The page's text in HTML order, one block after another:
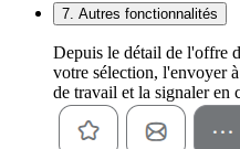
7. Autres fonctionnalités
Depuis le détail de l'offre
votre sélection, l'envoyer
de travail et la signaler en